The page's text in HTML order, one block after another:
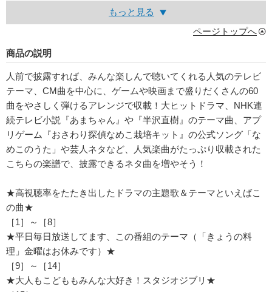
もっと見る
ページトップへ
商品の説明
人前で披露すれば、みんな楽しんで聴いてくれる人気のテレビ
テーマ、CM曲を中心に、ゲームや映画まで盛りだくさんの60
曲をやさしく弾けるアレンジで収載！大ヒットドラマ、NHK連
続テレビ小説『あまちゃん』や『半沢直樹』のテーマ曲、アプ
リゲーム『おさわり探偵なめこ栽培キット』の公式ソング「な
めこのうた」や芸人ネタなど、人気楽曲がたっぷり収載された
こちらの楽譜で、披露できるネタ曲を増やそう！
★高視聴率をたたき出したドラマの主題歌＆テーマといえばこ
の曲★
［1］～［8］
★平日毎日放送してます、この番組のテーマ（「きょうの料
理」金曜はお休みです）★
［9］～［14］
★大人もこどももみんな大好き！スタジオジブリ★